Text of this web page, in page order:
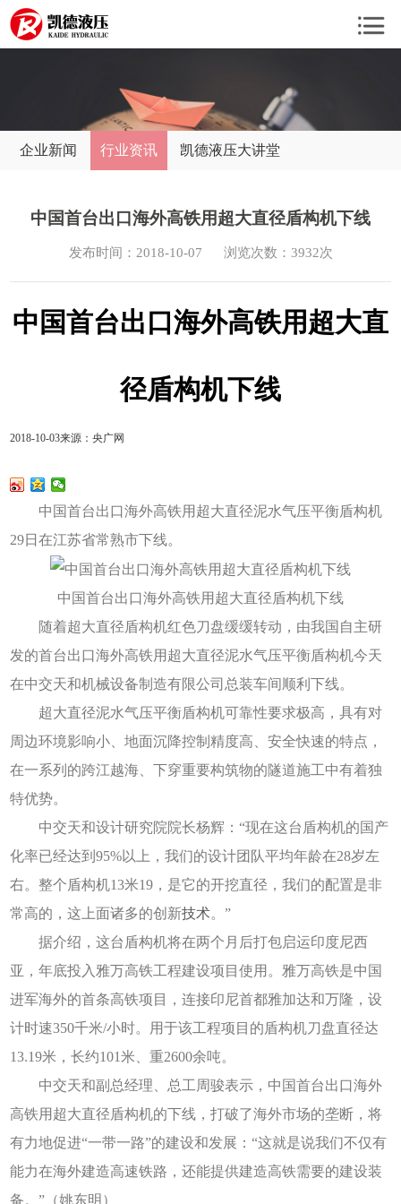
企业新闻 行业资讯 凯德液压大讲堂
中国首台出口海外高铁用超大直径盾构机下线
发布时间：2018-10-07 浏览次数：3932次
中国首台出口海外高铁用超大直
径盾构机下线
2018-10-03来源：央广网
中国首台出口海外高铁用超大直径泥水气压平衡盾构机
29日在江苏省常熟市下线。
中国首台出口海外高铁用超大直径盾构机下线
随着超大直径盾构机红色刀盘缓缓转动，由我国自主研
发的首台出口海外高铁用超大直径泥水气压平衡盾构机今天
在中交天和机械设备制造有限公司总装车间顺利下线。
超大直径泥水气压平衡盾构机可靠性要求极高，具有对
周边环境影响小、地面沉降控制精度高、安全快速的特点，
在一系列的跨江越海、下穿重要构筑物的隧道施工中有着独
特优势。
中交天和设计研究院院长杨辉：“现在这台盾构机的国产
化率已经达到95%以上，我们的设计团队平均年龄在28岁左
右。整个盾构机13米19，是它的开挖直径，我们的配置是非
常高的，这上面诸多的创新技术。”
据介绍，这台盾构机将在两个月后打包启运印度尼西
亚，年底投入雅万高铁工程建设项目使用。雅万高铁是中国
进军海外的首条高铁项目，连接印尼首都雅加达和万隆，设
计时速350千米/小时。用于该工程项目的盾构机刀盘直径达
13.19米，长约101米、重2600余吨。
中交天和副总经理、总工周骏表示，中国首台出口海外
高铁用超大直径盾构机的下线，打破了海外市场的垄断，将
有力地促进“一带一路”的建设和发展：“这就是说我们不仅有
能力在海外建造高速铁路，还能提供建造高铁需要的建设装
备。”（姚东明）